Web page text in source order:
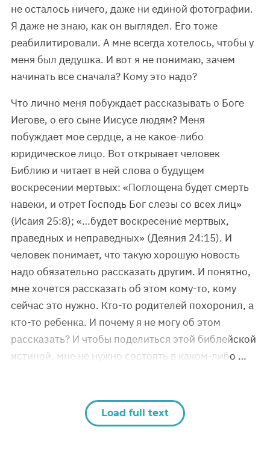
не осталось ничего, даже ни единой фотографии.
Я даже не знаю, как он выглядел. Его тоже
реабилитировали. А мне всегда хотелось, чтобы у
меня был дедушка. И вот я не понимаю, зачем
начинать все сначала? Кому это надо?
Что лично меня побуждает рассказывать о Боге
Иегове, о его сыне Иисусе людям? Меня
побуждает мое сердце, а не какое-либо
юридическое лицо. Вот открывает человек
Библию и читает в ней слова о будущем
воскресении мертвых: «Поглощена будет смерть
навеки, и отрет Господь Бог слезы со всех лиц»
(Исаия 25:8); «…будет воскресение мертвых,
праведных и неправедных» (Деяния 24:15). И
человек понимает, что такую хорошую новость
надо обязательно рассказать другим. И понятно,
мне хочется рассказать об этом кому-то, кому
сейчас это нужно. Кто-то родителей похоронил, а
кто-то ребенка. И почему я не могу об этом
рассказать? И чтобы поделиться этой библейской
истиной, мне не нужно состоять в каком-либо …
Load full text